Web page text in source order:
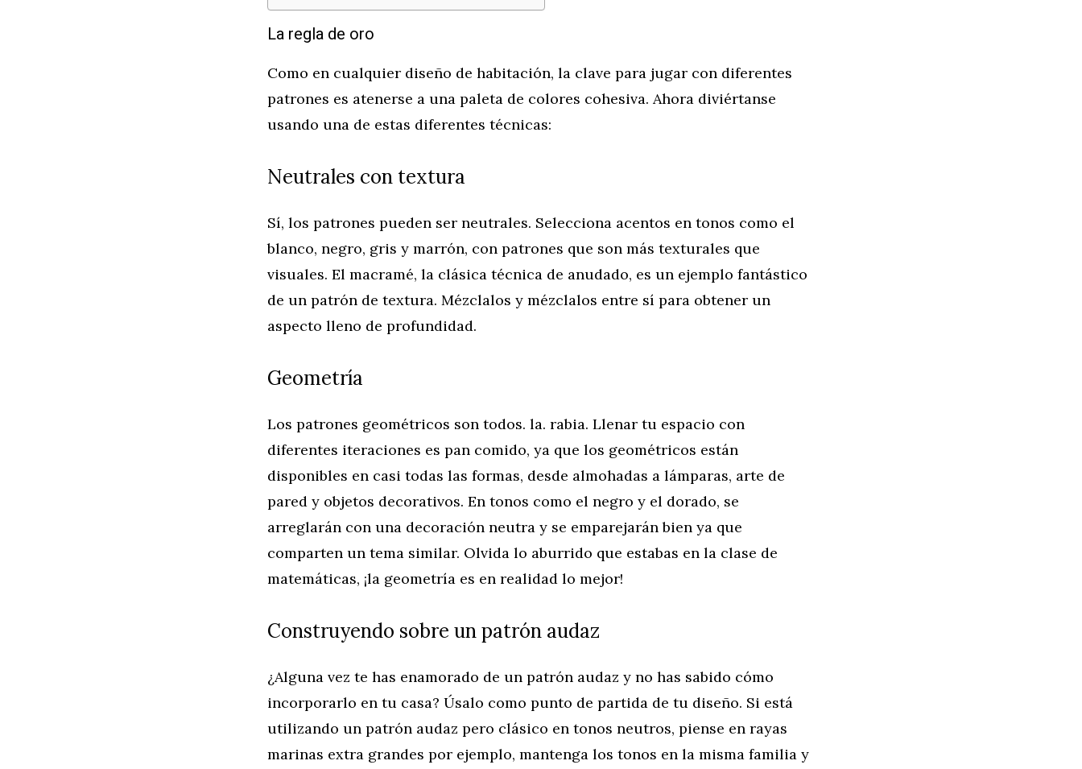
La regla de oro
Como en cualquier diseño de habitación, la clave para jugar con diferentes
patrones es atenerse a una paleta de colores cohesiva. Ahora diviértanse
usando una de estas diferentes técnicas:
Neutrales con textura
Sí, los patrones pueden ser neutrales. Selecciona acentos en tonos como el
blanco, negro, gris y marrón, con patrones que son más texturales que
visuales. El macramé, la clásica técnica de anudado, es un ejemplo fantástico
de un patrón de textura. Mézclalos y mézclalos entre sí para obtener un
aspecto lleno de profundidad.
Geometría
Los patrones geométricos son todos. la. rabia. Llenar tu espacio con
diferentes iteraciones es pan comido, ya que los geométricos están
disponibles en casi todas las formas, desde almohadas a lámparas, arte de
pared y objetos decorativos. En tonos como el negro y el dorado, se
arreglarán con una decoración neutra y se emparejarán bien ya que
comparten un tema similar. Olvida lo aburrido que estabas en la clase de
matemáticas, ¡la geometría es en realidad lo mejor!
Construyendo sobre un patrón audaz
¿Alguna vez te has enamorado de un patrón audaz y no has sabido cómo
incorporarlo en tu casa? Úsalo como punto de partida de tu diseño. Si está
utilizando un patrón audaz pero clásico en tonos neutros, piense en rayas
marinas extra grandes por ejemplo, mantenga los tonos en la misma familia y